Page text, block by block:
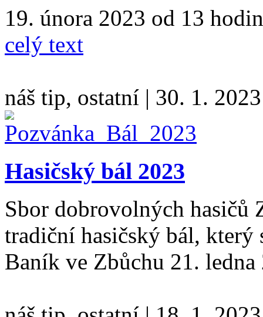
19. února 2023 od 13
celý text
náš tip, ostatní | 30. 1. 2023
Hasičský bál 2023
Sbor dobrovolných hasičů
tradiční hasičský bál, který
Baník ve Zbůchu 21.